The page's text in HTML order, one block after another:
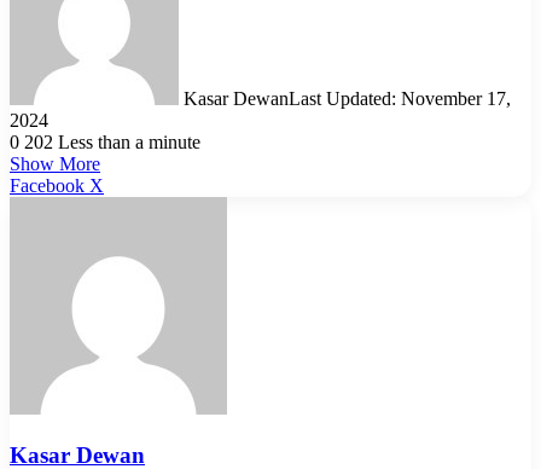
Kasar DewanLast Updated: November 17,
2024
0 202 Less than a minute
Show More
Facebook X
Kasar Dewan